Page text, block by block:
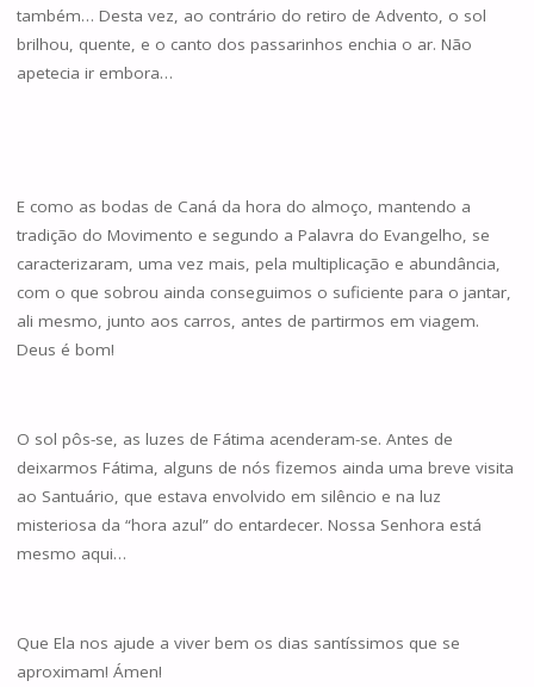
também… Desta vez, ao contrário do retiro de Advento, o sol
brilhou, quente, e o canto dos passarinhos enchia o ar. Não
apetecia ir embora…
E como as bodas de Caná da hora do almoço, mantendo a
tradição do Movimento e segundo a Palavra do Evangelho, se
caracterizaram, uma vez mais, pela multiplicação e abundância,
com o que sobrou ainda conseguimos o suficiente para o jantar,
ali mesmo, junto aos carros, antes de partirmos em viagem.
Deus é bom!
O sol pôs-se, as luzes de Fátima acenderam-se. Antes de
deixarmos Fátima, alguns de nós fizemos ainda uma breve visita
ao Santuário, que estava envolvido em silêncio e na luz
misteriosa da “hora azul” do entardecer. Nossa Senhora está
mesmo aqui…
Que Ela nos ajude a viver bem os dias santíssimos que se
aproximam! Ámen!